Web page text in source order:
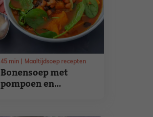
Bonensoep met
pompoen en
45 min Maaltijdsoep recepten